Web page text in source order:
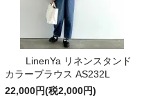
LinenYa リネンスタンド
カラーブラウス AS232L
22,000円(税2,000円)